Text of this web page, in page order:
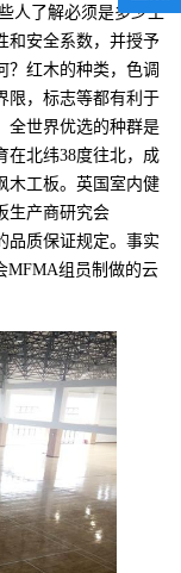
人了解必须是多少工
和安全系数，并授予
？红木的种类，色调
限，标志等都有利于
全世界优选的种群是
在北纬38度往北，成
木工板。英国室内健
生产商研究会
品质保证规定。事实
MFMA组员制做的云